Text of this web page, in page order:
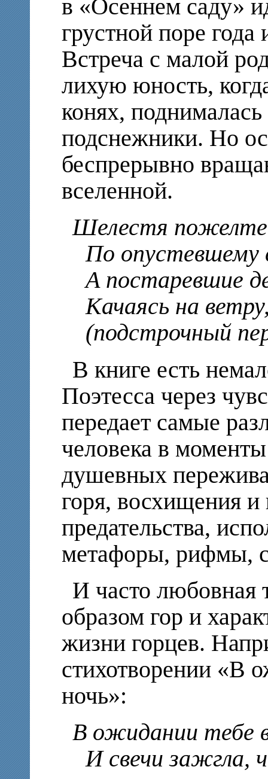
в «Осеннем саду»
грустной поре
Встреча с малой
лихую юность,
конях,
подснежники. Но
беспрерывно
вселенной.
Шелестя
По опустевшему
А постаревшие
Качаясь на
(подстрочный
В книге есть
Поэтесса через
передает самые
человека в
душевных
горя, восхищения и
предательства,
метафоры, рифмы,
И часто любовная
образом гор и
жизни горцев.
стихотворении «В
ночь»:
В ожидании тебе
И свечи зажгла,